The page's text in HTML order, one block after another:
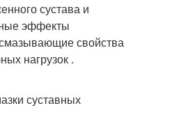
сустава и
эффекты
свойства
нагрузок .
суставных